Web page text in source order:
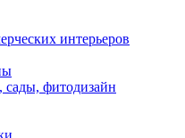
интерьеров
фитодизайн